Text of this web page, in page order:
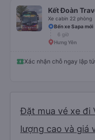
Kết Đoàn
Xe cabin 22 phòng
Bến xe Sapa mới
6 giờ
Hưng Yên
Xác nhận chỗ ngay lập
Đặt mua vé xe đi
lượng cao và giá